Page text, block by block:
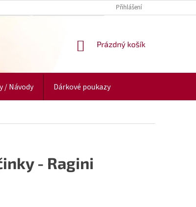
Přihlášení
NÁKUPNÍ
Prázdný košík
/ Návody Dárkové poukazy
- Ragini